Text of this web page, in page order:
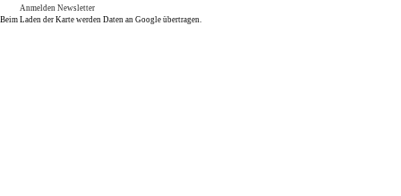
Anmelden Newsletter
Beim Laden der Karte werden Daten an Google übertragen.